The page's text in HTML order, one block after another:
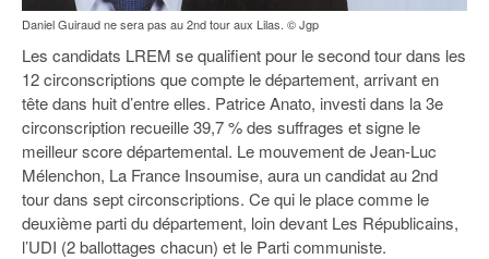
Daniel Guiraud ne sera pas au 2nd tour aux Lilas. © Jgp
Les candidats LREM se qualifient pour le second tour dans les
12 circonscriptions que compte le département, arrivant en
tête dans huit d’entre elles. Patrice Anato, investi dans la 3e
circonscription recueille 39,7 % des suffrages et signe le
meilleur score départemental. Le mouvement de Jean-Luc
Mélenchon, La France Insoumise, aura un candidat au 2nd
tour dans sept circonscriptions. Ce qui le place comme le
deuxième parti du département, loin devant Les Républicains,
l’UDI (2 ballottages chacun) et le Parti communiste.